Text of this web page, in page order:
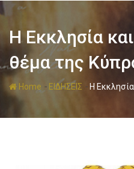
Η Eκκλησία
θέμα της
Home - ΕΙΔΗΣΕΙΣ -Η